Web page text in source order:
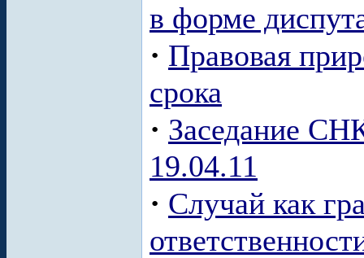
в форме
· Правовая
срока
· Заседание
19.04.11
· Случай как